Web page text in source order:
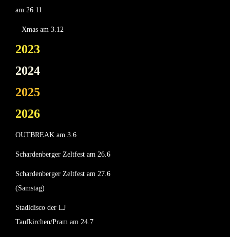
am 26.11
Xmas am 3.12
2023
2024
2025
2026
OUTBREAK am 3.6
Schardenberger Zeltfest am 26.6
Schardenberger Zeltfest am 27.6
(Samstag)
Stadldisco der LJ
Taufkirchen/Pram am 24.7